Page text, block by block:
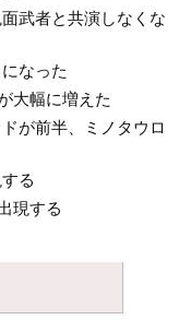
武者と共演しなくな
なった
大幅に増えた
が前半、ミノタウロ
る
現する